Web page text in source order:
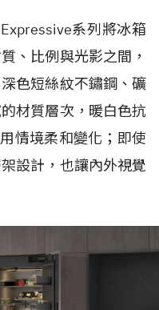
系列將冰箱
、比例與光影之間，
色短絲紋不鏽鋼、礦
材質層次，暖白色抗
情境柔和變化；即使
設計，也讓內外視覺